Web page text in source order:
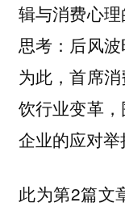
辑与消费心
思考：后风
为此，首席
饮行业变革，
企业的应对举
此为第2篇文